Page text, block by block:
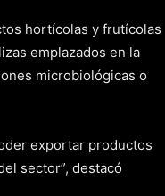
hortícolas y frutícolas
emplazados en la
microbiológicas o
exportar productos
sector”, destacó